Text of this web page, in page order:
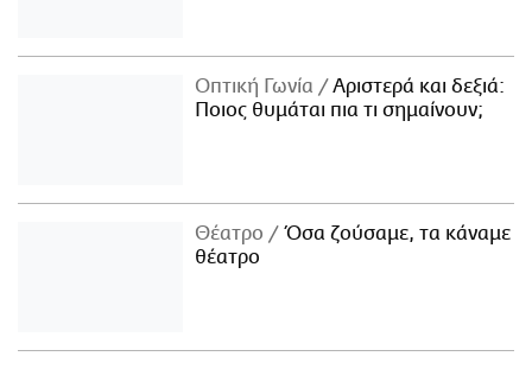
Οπτική Γωνία
Αριστερά και δεξιά:
Ποιος θυμάται πια τι σημαίνουν;
Θέατρο
Όσα ζούσαμε, τα κάναμε
θέατρο